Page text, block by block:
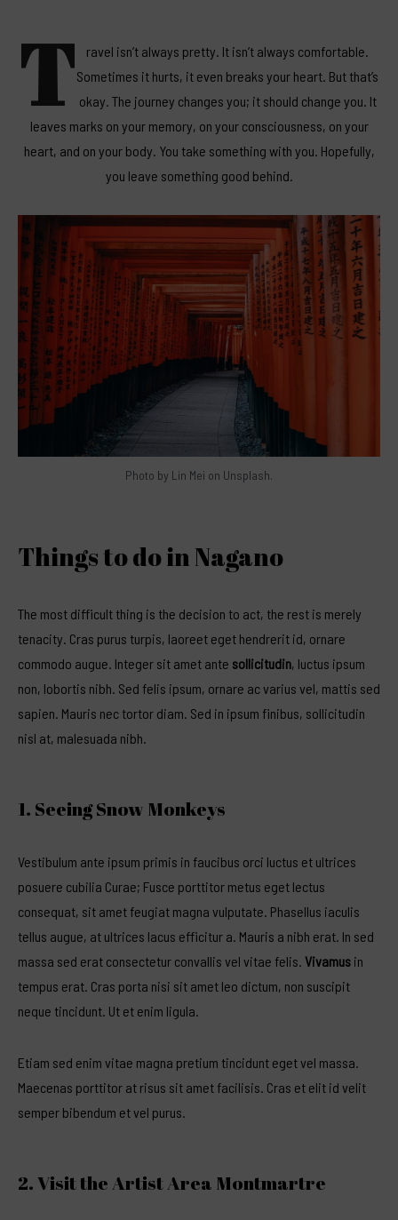
T
ravel isn’t always pretty. It isn’t always comfortable.
Sometimes it hurts, it even breaks your heart. But that’s
okay. The journey changes you; it should change you. It
leaves marks on your memory, on your consciousness, on your
heart, and on your body. You take something with you. Hopefully,
you leave something good behind.
Photo by Lin Mei on Unsplash.
Things to do in Nagano
The most difficult thing is the decision to act, the rest is merely
tenacity. Cras purus turpis, laoreet eget hendrerit id, ornare
commodo augue. Integer sit amet ante sollicitudin, luctus ipsum
non, lobortis nibh. Sed felis ipsum, ornare ac varius vel, mattis sed
sapien. Mauris nec tortor diam. Sed in ipsum finibus, sollicitudin
nisl at, malesuada nibh.
1. Seeing Snow Monkeys
Vestibulum ante ipsum primis in faucibus orci luctus et ultrices
posuere cubilia Curae; Fusce porttitor metus eget lectus
consequat, sit amet feugiat magna vulputate. Phasellus iaculis
tellus augue, at ultrices lacus efficitur a. Mauris a nibh erat. In sed
massa sed erat consectetur convallis vel vitae felis. Vivamus in
tempus erat. Cras porta nisi sit amet leo dictum, non suscipit
neque tincidunt. Ut et enim ligula.
Etiam sed enim vitae magna pretium tincidunt eget vel massa.
Maecenas porttitor at risus sit amet facilisis. Cras et elit id velit
semper bibendum et vel purus.
2. Visit the Artist Area Montmartre